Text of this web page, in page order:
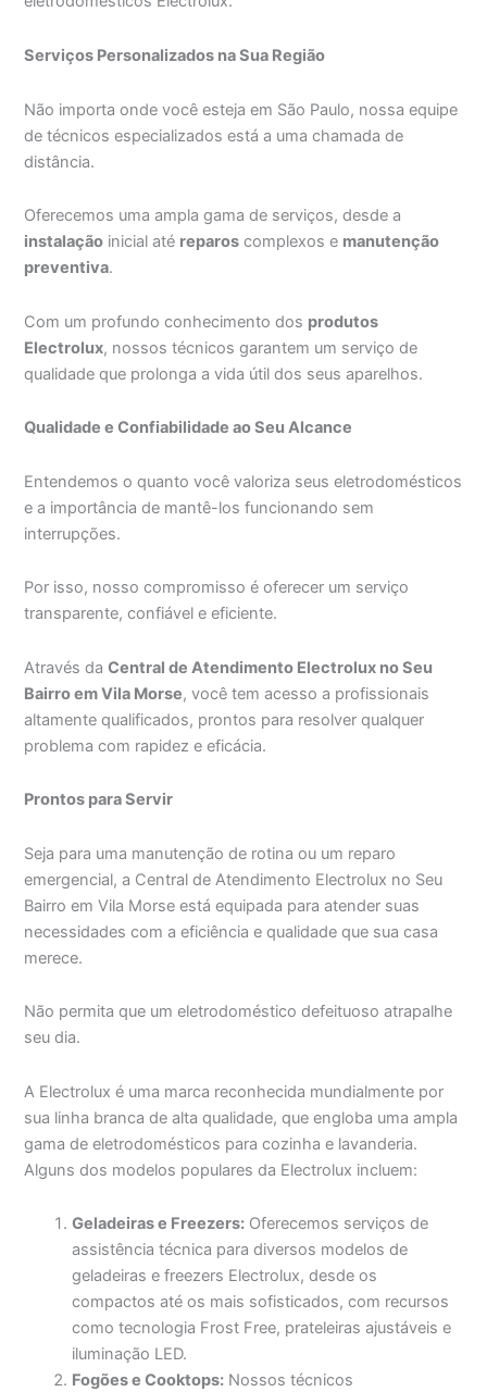
Serviços Personalizados na Sua Região
Não importa onde você esteja em São Paulo, nossa equipe
de técnicos especializados está a uma chamada de
distância.
Oferecemos uma ampla gama de serviços, desde a
instalação inicial até reparos complexos e manutenção
preventiva.
Com um profundo conhecimento dos produtos
Electrolux, nossos técnicos garantem um serviço de
qualidade que prolonga a vida útil dos seus aparelhos.
Qualidade e Confiabilidade ao Seu Alcance
Entendemos o quanto você valoriza seus eletrodomésticos
e a importância de mantê-los funcionando sem
interrupções.
Por isso, nosso compromisso é oferecer um serviço
transparente, confiável e eficiente.
Através daCentral de Atendimento Electrolux no Seu
Bairro em Vila Morse, você tem acesso a profissionais
altamente qualificados, prontos para resolver qualquer
problema com rapidez e eficácia.
Prontos para Servir
Seja para uma manutenção de rotina ou um reparo
emergencial, a Central de Atendimento Electrolux no Seu
Bairro em Vila Morse está equipada para atender suas
necessidades com a eficiência e qualidade que sua casa
merece.
Não permita que um eletrodoméstico defeituoso atrapalhe
seu dia.
A Electrolux é uma marca reconhecida mundialmente por
sua linha branca de alta qualidade, que engloba uma ampla
gama de eletrodomésticos para cozinha e lavanderia.
Alguns dos modelos populares da Electrolux incluem:
Geladeiras e Freezers: Oferecemos serviços de
assistência técnica para diversos modelos de
geladeiras e freezers Electrolux, desde os
compactos até os mais sofisticados, com recursos
como tecnologia Frost Free, prateleiras ajustáveis e
iluminação LED.
Fogões e Cooktops: Nossos técnicos